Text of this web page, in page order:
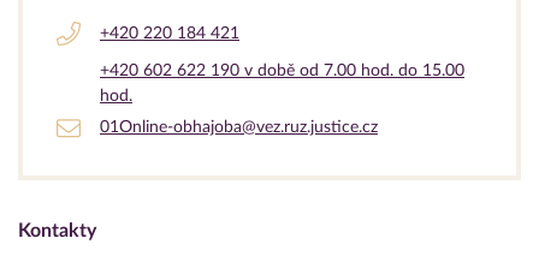
+420 220 184 421
+420 602 622 190 v době od 7.00 hod. do 15.00
hod.
01Online-obhajoba@vez.ruz.justice.cz
Kontakty